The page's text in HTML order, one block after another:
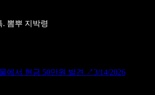
. 뽐뿌 지박령
에서 현금 50만원 발견 ↗3/14/2026